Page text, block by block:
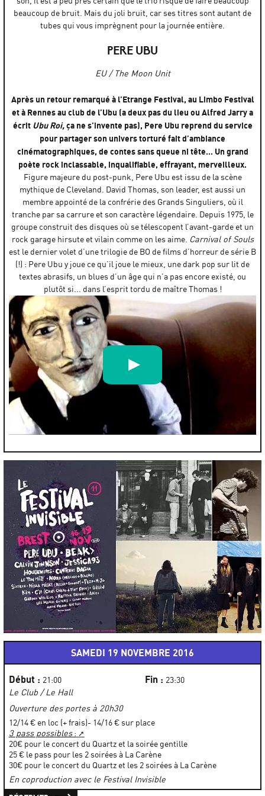
beaucoup de bruit. Mais du joli bruit, car ses titres sont autant de
tubes qui vous imprègnent pour la journée entière.
PERE UBU
EU / The Moon Unit
Après un retour remarqué à l’Etrange Festival, au Limbo Festival
et à Rennes au club de l’Ubu (a deux pas du lieu ou Alfred Jarry a
écrit Ubu Roi,ça ne s’invente pas), Pere Ubu reprend du service
pour partager son univers torturé fait d’ambiance
cinématographiques, de contes sans queue ni tête… Un grand
poète rock inclassable, inqualifiable, effrayant, merveilleux.
Figure majeure du post-punk, Pere Ubu est issu de la scène
mythique de Cleveland. David Thomas, son leader, est aussi un
membre appointé de la confrérie des Grands Singuliers, où il
tranche par sa carrure et son caractère légendaire. Depuis 1975, le
groupe construit des disques où se télescopent l’avant-garde et un
rock garage hirsute et vilain comme on les aime. Carnival of Souls
est le dernier volet d’une trilogie de BO de films d’horreur de série B
(!) : Pere Ubu y joue ce qu’il joue le mieux, une dark pop sur lit de
textes abrasifs, un blues d’un âge qui n’a pas encore existé, ou
plutôt si... dans l’esprit tordu de maître Thomas !
SAMEDI 19 NOVEMBRE 2016
Début : 21:00 Fin : 23:30
Le Club / Le Hall
Ouverture des portes à 20h30
12/14 € en loc (+ frais)- 14/16 € sur place
3 pass possibles:
20€ pour le concert du Quartz et la soirée gentille
25 € le pass pour les 2 soirées à La Carène
30€ pour le concert du Quartz et les 2 soirées à La Carène
En coproduction avec le Festival Invisible